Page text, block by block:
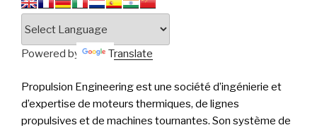
Powered by Translate
Propulsion Engineering est une société d’ingénierie et
d’expertise de moteurs thermiques, de lignes
propulsives et de machines tournantes. Son système de